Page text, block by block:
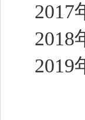
2017
2018
2019